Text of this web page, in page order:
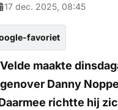
17 dec. 2025, 08:45
favoriet
maakte
Danny
richtte hij